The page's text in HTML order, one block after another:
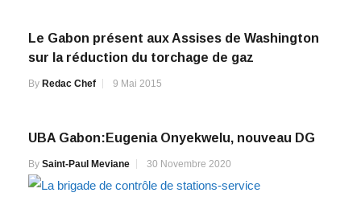
Le Gabon présent aux Assises de Washington
sur la réduction du torchage de gaz
By Redac Chef 9 Mai 2015
UBA Gabon:Eugenia Onyekwelu, nouveau DG
By Saint-Paul Meviane 30 Novembre 2020